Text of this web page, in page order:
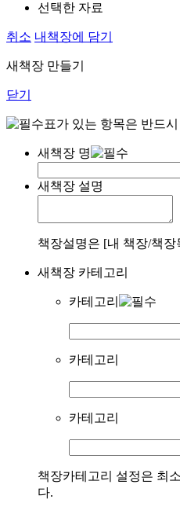
선택한 자료
취소 내책장에 담기
새책장 만들기
닫기
표가 있는 항목은 반드
새책장 명
새책장 설명
책장설명은 [내 책장/책
새책장 카테고리
카테고리
카테고리
카테고리
책장카테고리 설정은 최
다.